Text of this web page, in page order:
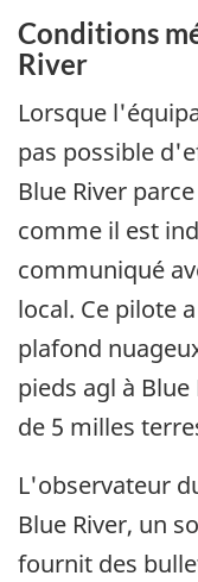
Conditions
River
Lorsque
pas possible
Blue River
comme il est
communiqué
local. Ce pilote
plafond
pieds agl à
de 5 milles
L'observateur
Blue River, un
fournit des